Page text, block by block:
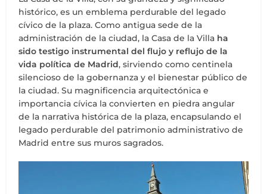
histórico, es un emblema perdurable del legado
cívico de la plaza. Como antigua sede de la
administración de la ciudad, la Casa de la Villa ha
sido testigo instrumental del flujo y reflujo de la
vida política de Madrid, sirviendo como centinela
silencioso de la gobernanza y el bienestar público de
la ciudad. Su magnificencia arquitectónica e
importancia cívica la convierten en piedra angular
de la narrativa histórica de la plaza, encapsulando el
legado perdurable del patrimonio administrativo de
Madrid entre sus muros sagrados.